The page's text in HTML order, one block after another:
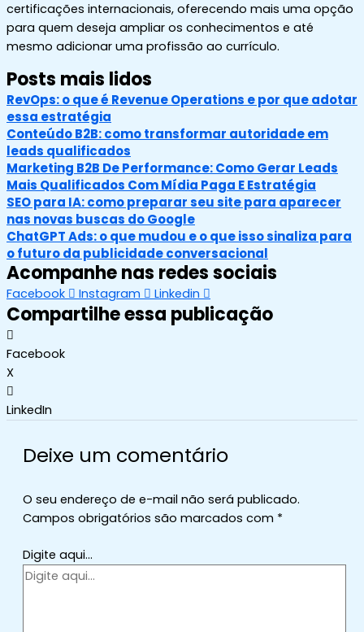
certificações internacionais, oferecendo mais uma opção
para quem deseja ampliar os conhecimentos e até
mesmo adicionar uma profissão ao currículo.
Posts mais lidos
RevOps: o que é Revenue Operations e por que adotar
essa estratégia
Conteúdo B2B: como transformar autoridade em
leads qualificados
Marketing B2B De Performance: Como Gerar Leads
Mais Qualificados Com Mídia Paga E Estratégia
SEO para IA: como preparar seu site para aparecer
nas novas buscas do Google
ChatGPT Ads: o que mudou e o que isso sinaliza para
o futuro da publicidade conversacional
Acompanhe nas redes sociais
Facebook Instagram Linkedin
Compartilhe essa publicação
Facebook
X
LinkedIn
Deixe um comentário
O seu endereço de e-mail não será publicado.
Campos obrigatórios são marcados com *
Digite aqui...